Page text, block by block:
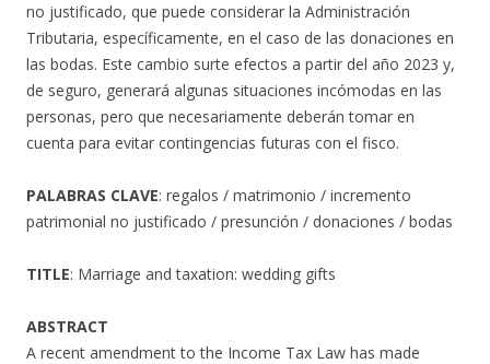
no justificado, que puede considerar la Administración
Tributaria, específicamente, en el caso de las donaciones en
las bodas. Este cambio surte efectos a partir del año 2023 y,
de seguro, generará algunas situaciones incómodas en las
personas, pero que necesariamente deberán tomar en
cuenta para evitar contingencias futuras con el fisco.
PALABRAS CLAVE: regalos / matrimonio / incremento
patrimonial no justificado / presunción / donaciones / bodas
TITLE: Marriage and taxation: wedding gifts
ABSTRACT
A recent amendment to the Income Tax Law has made